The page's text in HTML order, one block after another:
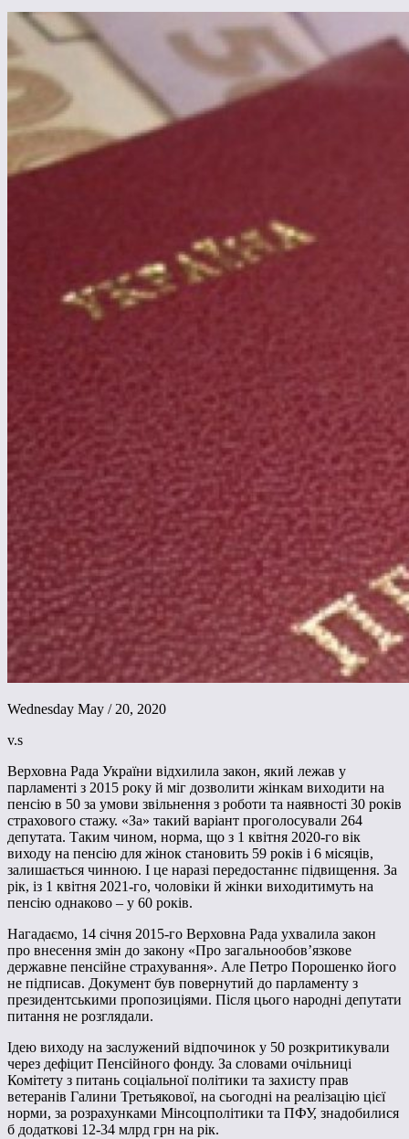
Wednesday May / 20, 2020
v.s
Верховна Рада України відхилила закон, який лежав у
парламенті з 2015 року й міг дозволити жінкам виходити на
пенсію в 50 за умови звільнення з роботи та наявності 30 років
страхового стажу. «За» такий варіант проголосували 264
депутата. Таким чином, норма, що з 1 квітня 2020-го вік
виходу на пенсію для жінок становить 59 років і 6 місяців,
залишається чинною. І це наразі передостаннє підвищення. За
рік, із 1 квітня 2021-го, чоловіки й жінки виходитимуть на
пенсію однаково – у 60 років.
Нагадаємо, 14 січня 2015-го Верховна Рада ухвалила закон
про внесення змін до закону «Про загальнообов’язкове
державне пенсійне страхування». Але Петро Порошенко його
не підписав. Документ був повернутий до парламенту з
президентськими пропозиціями. Після цього народні депутати
питання не розглядали.
Ідею виходу на заслужений відпочинок у 50 розкритикували
через дефіцит Пенсійного фонду. За словами очільниці
Комітету з питань соціальної політики та захисту прав
ветеранів Галини Третьякової, на сьогодні на реалізацію цієї
норми, за розрахунками Мінсоцполітики та ПФУ, знадобилися
б додаткові 12-34 млрд грн на рік.